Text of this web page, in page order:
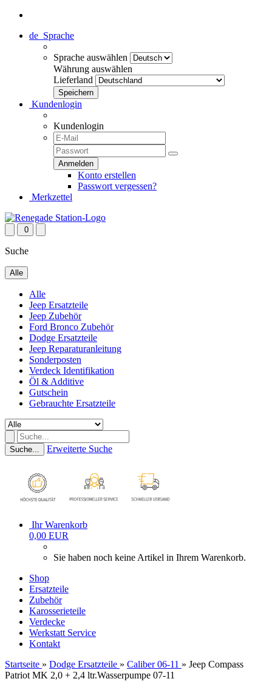
de Sprache
Sprache auswählen
Währung auswählen
Lieferland
Kundenlogin
Kundenlogin
Konto erstellen
Passwort vergessen?
Merkzettel
0
Suche
Alle
Alle
Jeep Ersatzteile
Jeep Zubehör
Ford Bronco Zubehör
Dodge Ersatzteile
Jeep Reparaturanleitung
Sonderposten
Verdeck Identifikation
Öl & Additive
Gutschein
Gebrauchte Ersatzteile
Suche... Erweiterte Suche
Ihr Warenkorb
0,00 EUR
Sie haben noch keine Artikel in Ihrem Warenkorb.
Shop
Ersatzteile
Zubehör
Karosserieteile
Verdecke
Werkstatt Service
Kontakt
Startseite » Dodge Ersatzteile » Caliber 06-11 » Jeep Compass
Patriot MK 2,0 + 2,4 ltr.Wasserpumpe 07-11